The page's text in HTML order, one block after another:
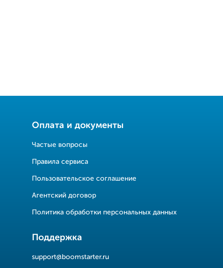
Оплата и документы
Частые вопросы
Правила сервиса
Пользовательское соглашение
Агентский договор
Политика обработки персональных данных
Поддержка
support@boomstarter.ru